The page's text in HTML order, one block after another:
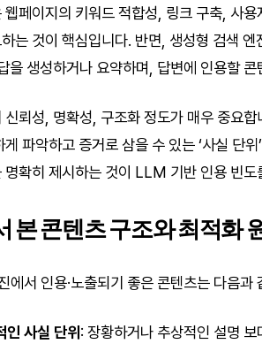
페이지의 키워드 적합성, 링크 구축, 사
는 것이 핵심입니다. 반면, 생성형 검색
을 생성하거나 요약하며, 답변에 인용할 콘
신뢰성, 명확성, 구조화 정도가 매우 중요
파악하고 증거로 삼을 수 있는 ‘사실 단
명확히 제시하는 것이 LLM 기반 인용 빈도
본 콘텐츠 구조와 최적화
서 인용·노출되기 좋은 콘텐츠는 다음과
인 사실 단위: 장황하거나 추상적인 설명